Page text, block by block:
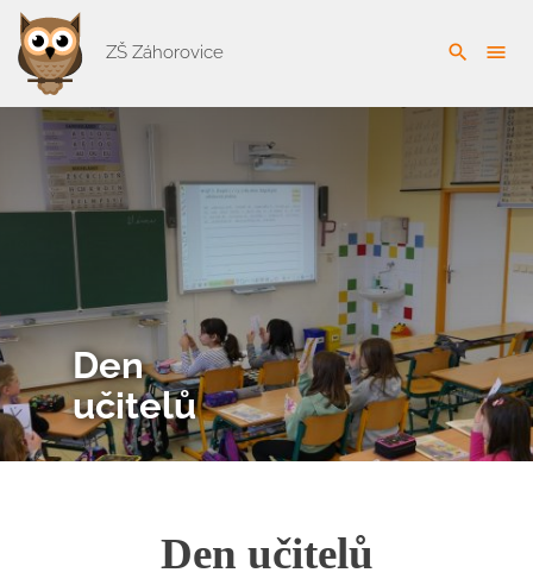
ZŠ Záhorovice search menu
Den
učitelů
Den učitelů